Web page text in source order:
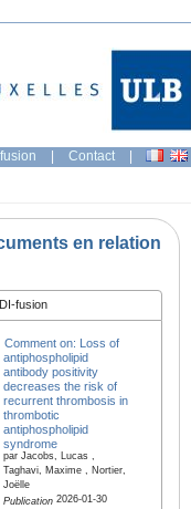
| Contact |
en relation
DI-fusion
Comment on: Loss of
antiphospholipid
antibody positivity
decreases the risk of
recurrent thrombosis in
thrombotic
antiphospholipid
syndrome
par Jacobs, Lucas ,
Taghavi, Maxime , Nortier,
Joëlle
Publication2026-01-30